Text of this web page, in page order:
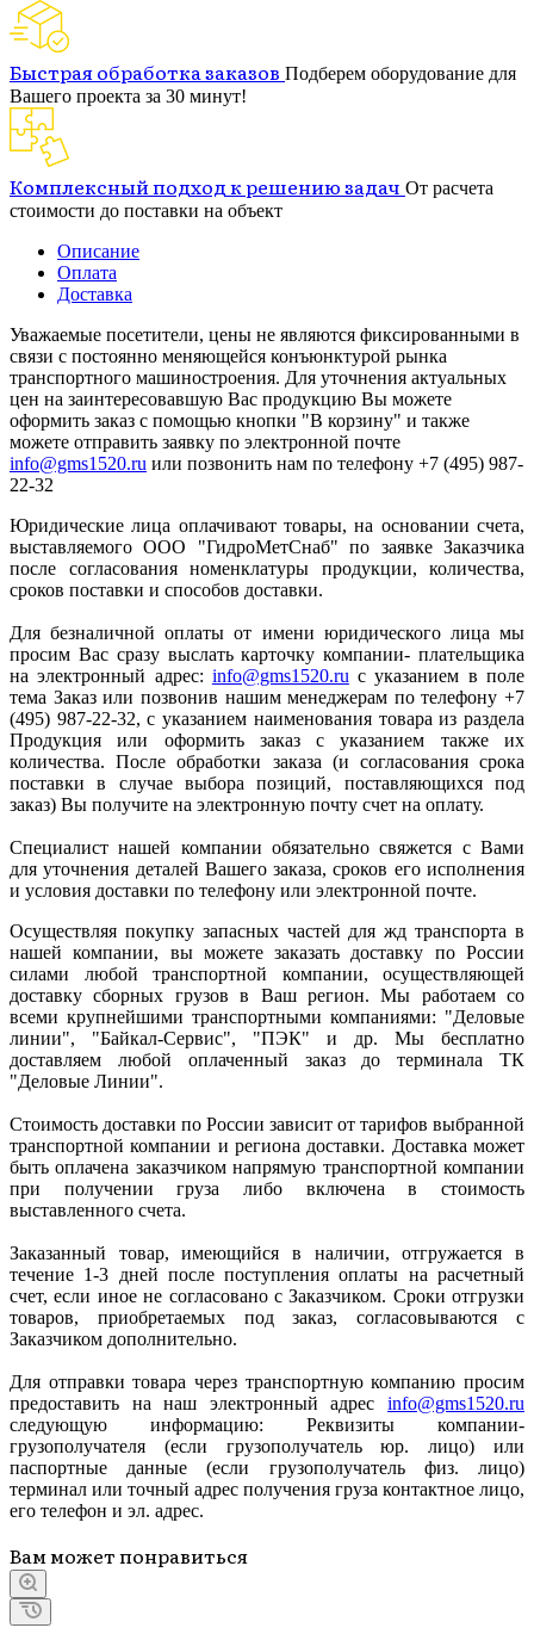
Быстрая обработка заказов Подберем оборудование для
Вашего проекта за 30 минут!
Комплексный подход к решению задач От расчета
стоимости до поставки на объект
Описание
Оплата
Доставка
Уважаемые посетители, цены не являются фиксированными в
связи с постоянно меняющейся конъюнктурой рынка
транспортного машиностроения. Для уточнения актуальных
цен на заинтересовавшую Вас продукцию Вы можете
оформить заказ с помощью кнопки "В корзину" и также
можете отправить заявку по электронной почте
info@gms1520.ru или позвонить нам по телефону +7 (495) 987-
22-32
Юридические лица оплачивают товары, на основании счета,
выставляемого ООО "ГидроМетСнаб" по заявке Заказчика
после согласования номенклатуры продукции, количества,
сроков поставки и способов доставки.
Для безналичной оплаты от имени юридического лица мы
просим Вас сразу выслать карточку компании- плательщика
на электронный адрес: info@gms1520.ru с указанием в поле
тема Заказ или позвонив нашим менеджерам по телефону +7
(495) 987-22-32, с указанием наименования товара из раздела
Продукция или оформить заказ с указанием также их
количества. После обработки заказа (и согласования срока
поставки в случае выбора позиций, поставляющихся под
заказ) Вы получите на электронную почту счет на оплату.
Специалист нашей компании обязательно свяжется с Вами
для уточнения деталей Вашего заказа, сроков его исполнения
и условия доставки по телефону или электронной почте.
Осуществляя покупку запасных частей для жд транспорта в
нашей компании, вы можете заказать доставку по России
силами любой транспортной компании, осуществляющей
доставку сборных грузов в Ваш регион. Мы работаем со
всеми крупнейшими транспортными компаниями: "Деловые
линии", "Байкал-Сервис", "ПЭК" и др. Мы бесплатно
доставляем любой оплаченный заказ до терминала ТК
"Деловые Линии".
Стоимость доставки по России зависит от тарифов выбранной
транспортной компании и региона доставки. Доставка может
быть оплачена заказчиком напрямую транспортной компании
при получении груза либо включена в стоимость
выставленного счета.
Заказанный товар, имеющийся в наличии, отгружается в
течение 1-3 дней после поступления оплаты на расчетный
счет, если иное не согласовано с Заказчиком. Сроки отгрузки
товаров, приобретаемых под заказ, согласовываются с
Заказчиком дополнительно.
Для отправки товара через транспортную компанию просим
предоставить на наш электронный адрес info@gms1520.ru
следующую информацию: Реквизиты компании-
грузополучателя (если грузополучатель юр. лицо) или
паспортные данные (если грузополучатель физ. лицо)
терминал или точный адрес получения груза контактное лицо,
его телефон и эл. адрес.
Вам может понравиться